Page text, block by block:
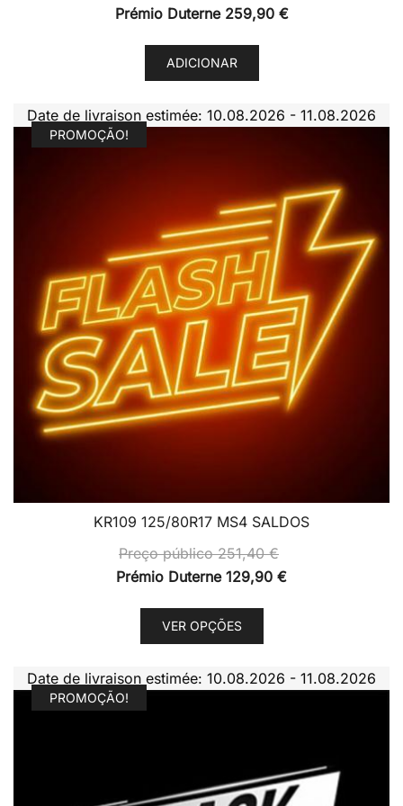
Prémio Duterne 259,90 €
ADICIONAR
Date de livraison estimée: 10.08.2026 - 11.08.2026
PROMOÇÃO!
KR109 125/80R17 MS4 SALDOS
Preço público251,40€
Prémio Duterne 129,90 €
VER OPÇÕES
This
multiple
may
be
Date de livraison estimée: 10.08.2026 - 11.08.2026
PROMOÇÃO!